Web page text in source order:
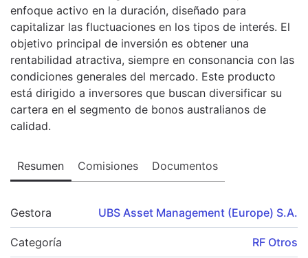
enfoque activo en la duración, diseñado para
capitalizar las fluctuaciones en los tipos de interés. El
objetivo principal de inversión es obtener una
rentabilidad atractiva, siempre en consonancia con las
condiciones generales del mercado. Este producto
está dirigido a inversores que buscan diversificar su
cartera en el segmento de bonos australianos de
calidad.
Resumen Comisiones Documentos
Gestora UBS Asset Management (Europe) S.A.
Categoría RF Otros